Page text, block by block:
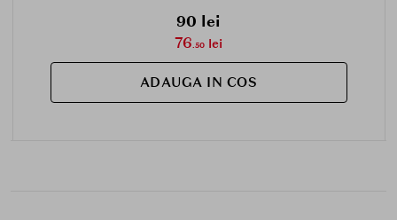
90 lei
76.50 lei
ADAUGA IN COS